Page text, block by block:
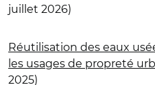
juillet 2026)
Réutilisation des eaux
les usages de propreté
2025)